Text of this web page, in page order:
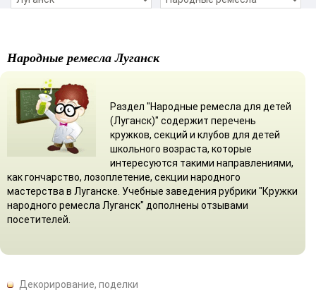
Народные ремесла Луганск
Раздел "Народные ремесла для детей
(Луганск)" содержит перечень
кружков, секций и клубов для детей
школьного возраста, которые
интересуются такими направлениями,
как гончарство, лозоплетение, секции народного
мастерства в Луганске. Учебные заведения рубрики "Кружки
народного ремесла Луганск" дополнены отзывами
посетителей.
Декорирование, поделки